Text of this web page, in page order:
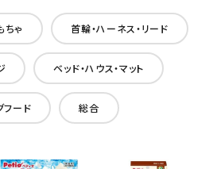
ちゃ 首輪・ハーネス・リード
ベッド・ハウス・マット
フード 総合